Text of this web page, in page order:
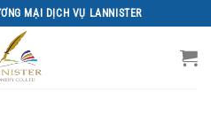
MẠI DỊCH VỤ LANNISTER